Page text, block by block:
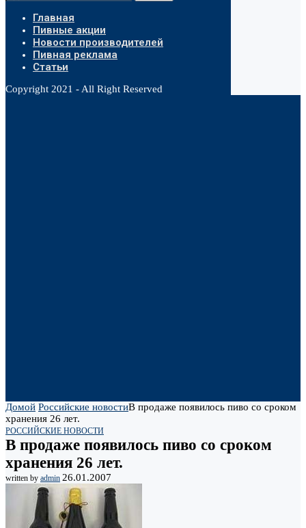
Главная
Пивные акции
Новости производителей
Пивная реклама
Статьи
Copyright 2021 - All Right Reserved
Домой Российские новостиВ продаже появилось пиво со сроком
хранения 26 лет.
РОССИЙСКИЕ НОВОСТИ
В продаже появилось пиво со сроком
хранения 26 лет.
written by admin 26.01.2007